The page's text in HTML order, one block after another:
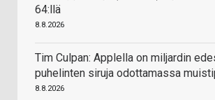
64:llä
8.8.2026
Tim Culpan: Applella on miljardin
puhelinten siruja odottamassa
8.8.2026